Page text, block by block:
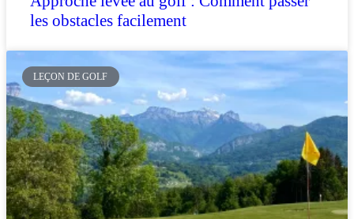
les obstacles facilement
LEÇON DE GOLF